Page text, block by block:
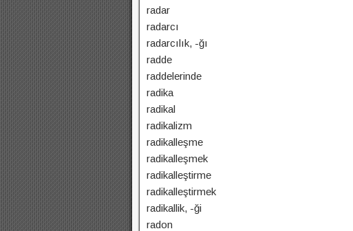
radar
radarcı
radarcılık, -ğı
radde
raddelerinde
radika
radikal
radikalizm
radikalleşme
radikalleşmek
radikalleştirme
radikalleştirmek
radikallik, -ği
radon